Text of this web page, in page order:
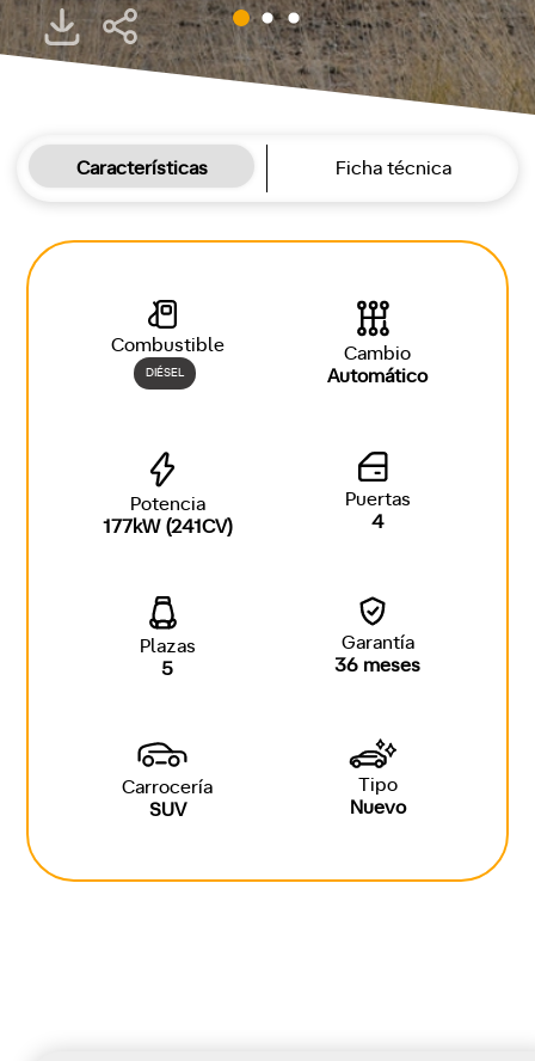
Características Ficha técnica
Combustible
DIÉSEL
Cambio
Automático
Potencia
177kW (241CV)
Puertas
4
Plazas
5
Garantía
36 meses
Carrocería
SUV
Tipo
Nuevo